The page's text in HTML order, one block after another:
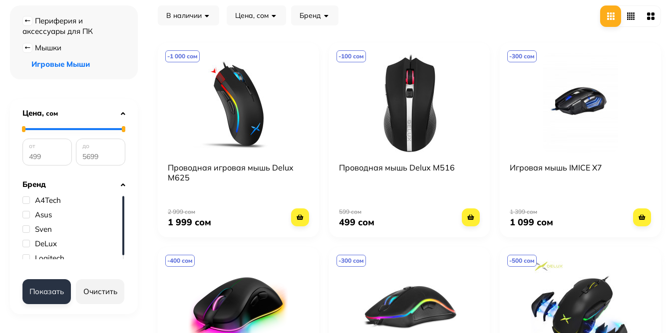
В наличии Цена, сом Бренд
-1 000 сом
Проводная игровая мышь Delux
M625
2 999 сом
1 999 сом
-100 сом
Проводная мышь Delux M516
599 сом
499 сом
-300 сом
Игровая мышь IMICE X7
1 399 сом
1 099 сом
-400 сом -300 сом -500 сом
Периферия и
аксессуары для ПК
Мышки
Игровые Мыши
Цена, сом
от до
Бренд
A4Tech
Asus
Sven
DeLux
Logitech
Показать Очистить